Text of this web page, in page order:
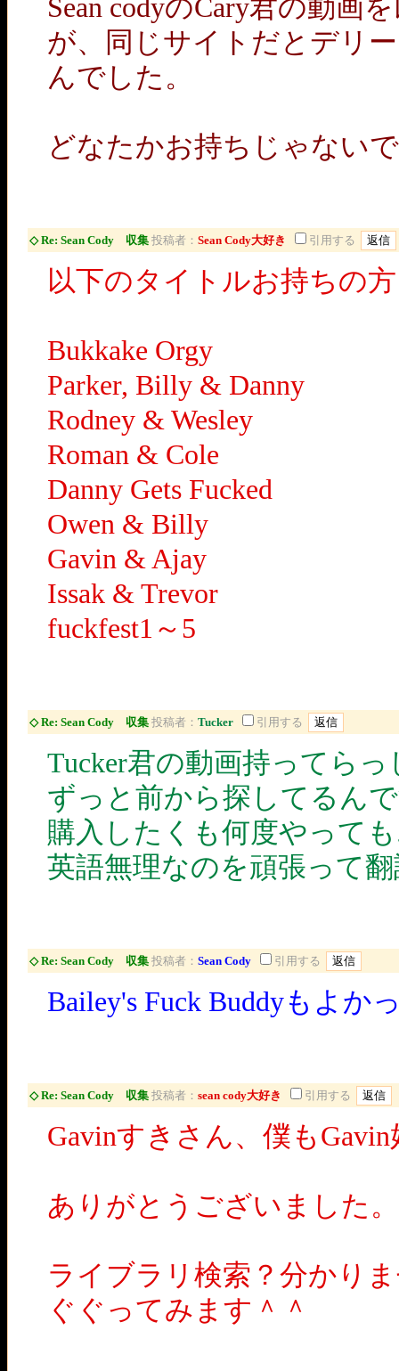
Sean codyのCary君の動画
が、同じサイトだとデリ
んでした。
どなたかお持ちじゃない
◇ Re: Sean Cody 収集 投稿者： Sean Cody大好き 引用する
以下のタイトルお持ちの
Bukkake Orgy
Parker, Billy & Danny
Rodney & Wesley
Roman & Cole
Danny Gets Fucked
Owen & Billy
Gavin & Ajay
Issak & Trevor
fuckfest1～5
◇ Re: Sean Cody 収集 投稿者： Tucker 引用する
Tucker君の動画持ってら
ずっと前から探してるん
購入したくも何度やって
英語無理なのを頑張って
◇ Re: Sean Cody 収集 投稿者： Sean Cody 引用する
Bailey's Fuck Buddyもよか
◇ Re: Sean Cody 収集 投稿者： sean cody大好き 引用する
Gavinすきさん、僕も
ありがとうございました。
ライブラリ検索？分かり
ぐぐってみます＾＾